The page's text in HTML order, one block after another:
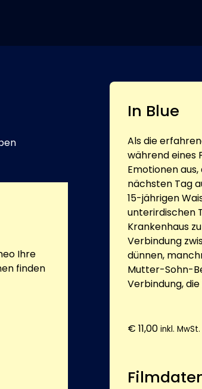
Ihre
finden
In Blue
Als die
während eines
Emotionen
nächsten Tag
15-jährigen
unterirdischen
Krankenhaus
Verbindung
dünnen,
Mutter-Sohn-
Verbindung,
€ 11,00 inkl. MwSt.